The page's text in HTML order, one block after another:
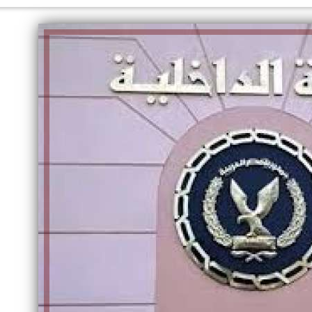
إلهام شرشر تكتب: دي مبقتش كورة..
الكاتبة إلهام شرشر تهنئ الرئيس
السيسي بعيد ميلاده وتُشيد بجهوده